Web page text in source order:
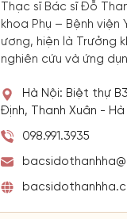
Thạc sĩ Bác sĩ Đỗ
khoa Phụ – Bệnh
ương, hiện là Trưởng
nghiên cứu và ứng
Hà Nội: Biệt thự
Định, Thanh Xuân - Hà
098.991.3935